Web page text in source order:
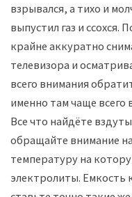
взрывался, а тихо и
выпустил газ и
крайне аккуратно
телевизора и
всего внимания
именно там чаще всего
Все что найдёте
обращайте внимание
температуру на
электролиты.